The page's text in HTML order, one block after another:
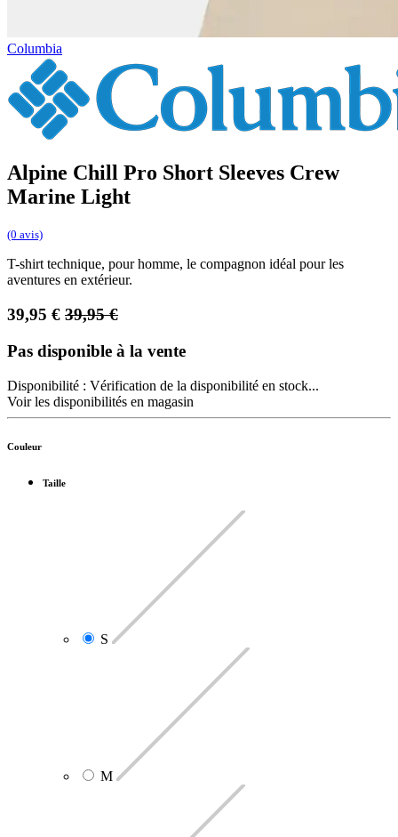
Columbia
Alpine Chill Pro Short Sleeves Crew
Marine Light
(0 avis)
T-shirt technique, pour homme, le compagnon idéal pour les
aventures en extérieur.
39,95 € 39,95€
Pas disponible à la vente
Disponibilité : Vérification de la disponibilité en stock...
Voir les disponibilités en magasin
Couleur
Taille
S
M